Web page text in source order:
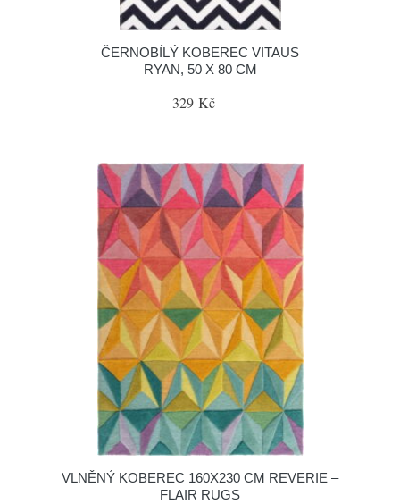
ČERNOBÍLÝ KOBEREC VITAUS
RYAN, 50 X 80 CM
329 Kč
VLNĚNÝ KOBEREC 160X230 CM REVERIE –
FLAIR RUGS